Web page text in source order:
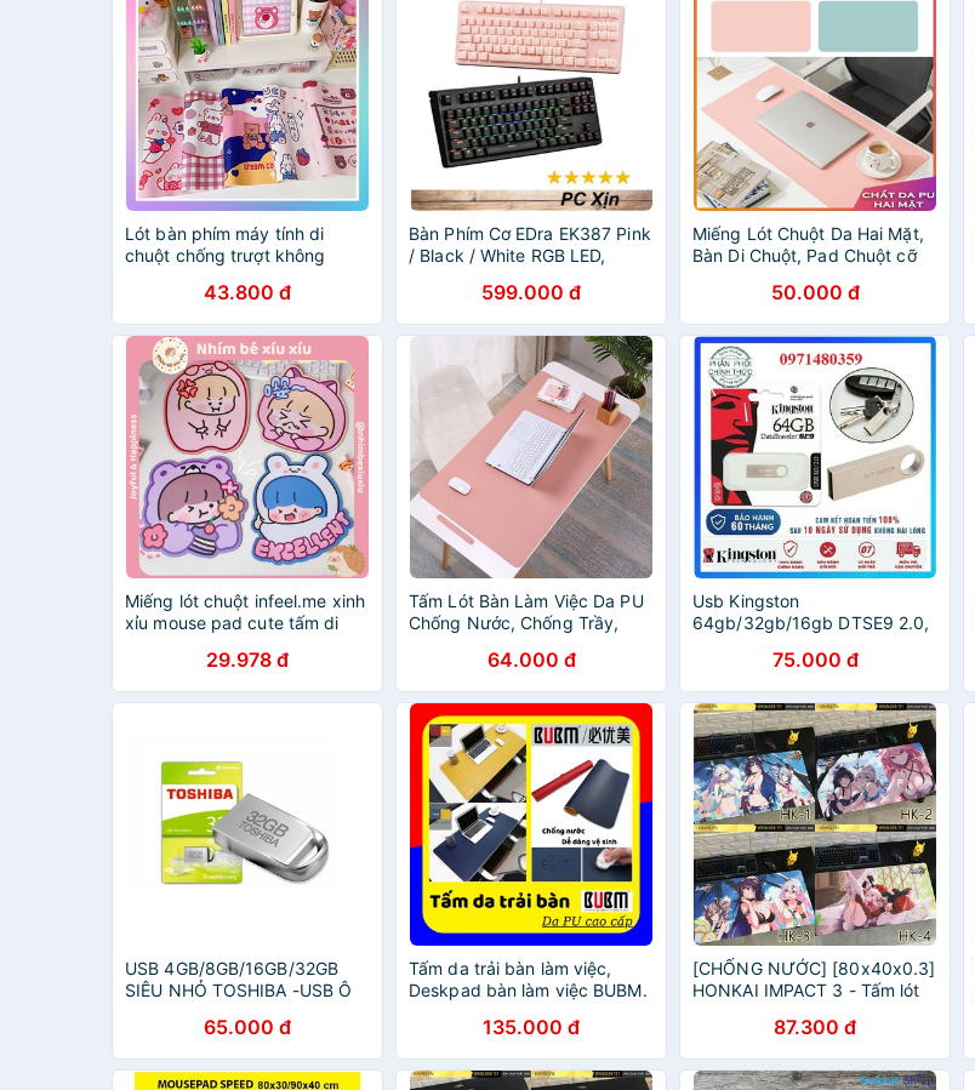
Lót bàn phím máy tính di
chuột chống trượt không
43.800 đ
Bàn Phím Cơ EDra EK387 Pink
/ Black / White RGB LED,
599.000 đ
Miếng Lót Chuột Da Hai Mặt,
Bàn Di Chuột, Pad Chuột cỡ
chống thấm nước, chống trầy
50.000 đ
Miếng lót chuột infeel.me xinh
xỉu mouse pad cute tấm di
29.978 đ
Tấm Lót Bàn Làm Việc Da PU
Chống Nước, Chống Trầy,
Cao Cấp, Di Chuột Dễ Dàng
64.000 đ
Usb Kingston
64gb/32gb/16gb DTSE9 2.0,
chống nước75.000 đ
USB 4GB/8GB/16GB/32GB
SIÊU NHỎ TOSHIBA -USB Ô
65.000 đ
Tấm da trải bàn làm việc,
Deskpad bàn làm việc BUBM.
nước, chống trầy xước, dễ
dàng vệ sinh
135.000 đ
[CHỐNG NƯỚC] [80x40x0.3]
HONKAI IMPACT 3 - Tấm lót
pad game SIZE lớn
87.300 đ